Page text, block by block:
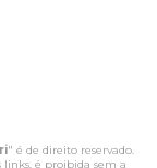
" é de direito reservado.
links, é proibida sem a